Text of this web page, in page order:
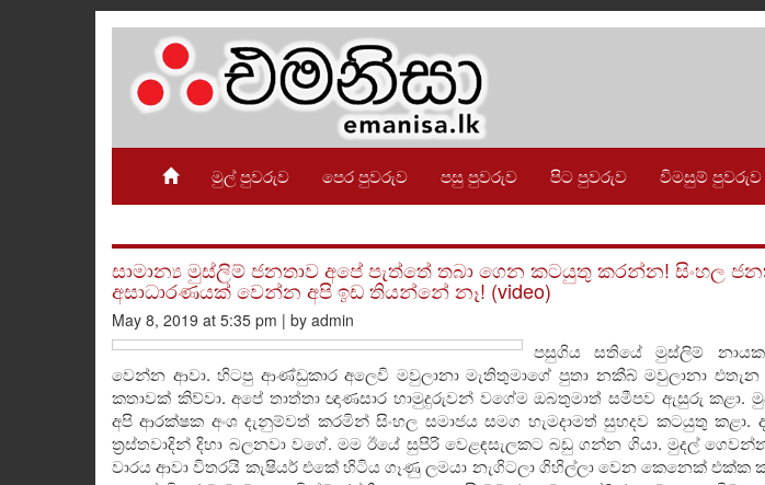
මුල් පුවරුව පෙර පුවරුව පසු පුවරුව පිට පුවරුව විමසුම් පුවරුව
සාමාන්‍ය මුස්ලිම් ජනතාව අපේ පැත්තේ තබා ගෙන කටයුතු කරන්න! සිංහල
අසාධාරණයක් වෙන්න අපි ඉඩ තියන්නේ නෑ! (video)
May 8, 2019 at 5:35 pm | by admin
පසුගිය සතියේ මුස්ලිම්
වෙන්න ආවා. හිටපු ආණ්ඩුකාර අලෙවි මවුලානා මැතිතුමාගේ පුතා නකීබ් මවුලානා
කතාවක් කිව්වා. අපේ තාත්තා ඥාණසාර හාමුදුරුවන් වගේම ඔබතුමාත් සමීපව ඇසුරු කළා.
අපි ආරක්ෂක අංශ දැනුම්වත් කරමින් සිංහල සමාජය සමග හැමදාමත් සුහදව කටයුතු කළා.
ත්‍රස්තවාදින් දිහා බලනවා වගේ. මම ඊයේ සුපිරි වෙළඳසැලකට බඩු ගන්න ගියා. මුදල්
වාරය ආවා විතරයි කැෂියර් එකේ හිටිය ගෑණු ලමයා නැගිටලා ගිහිල්ලා වෙන කෙනෙක් එක්ක